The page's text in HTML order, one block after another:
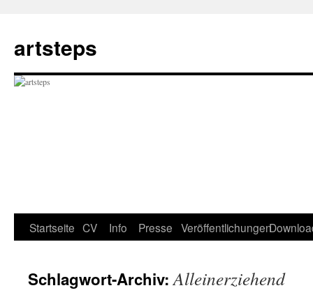
springen
artsteps
Startseite CV Info Presse Veröffentlichungen
Schlagwort-Archiv:Alleinerziehend